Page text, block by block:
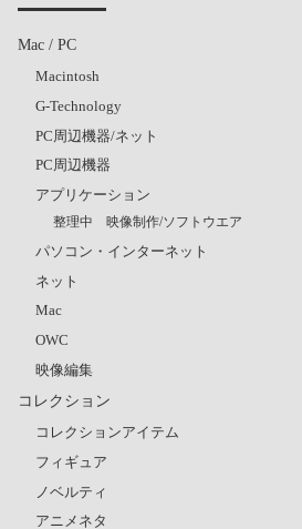
Mac / PC
Macintosh
G-Technology
PC周辺機器/ネット
PC周辺機器
アプリケーション
整理中 映像制作/ソフトウエア
パソコン・インターネット
ネット
Mac
OWC
映像編集
コレクション
コレクションアイテム
フィギュア
ノベルティ
アニメネタ